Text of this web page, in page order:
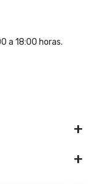
a 18:00 horas.